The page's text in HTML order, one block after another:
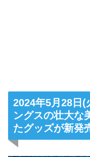
2024年5月28日(
ングスの壮大な
たグッズが新発